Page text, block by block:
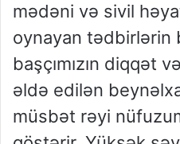
mədəni və sivil
oynayan tədbirlərin
başçımızın diqqət
əldə edilən
müsbət rəyi